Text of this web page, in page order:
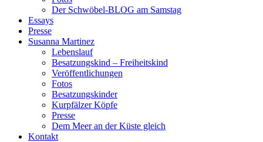
Der Schwöbel-BLOG am Samstag
Essays
Presse
Susanna Martinez
Lebenslauf
Besatzungskind – Freiheitskind
Veröffentlichungen
Fotos
Besatzungskinder
Kurpfälzer Köpfe
Presse
Dem Meer an der Küste gleich
Kontakt